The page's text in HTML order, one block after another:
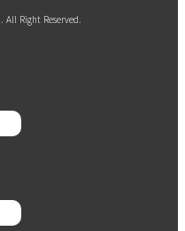
All Right Reserved.